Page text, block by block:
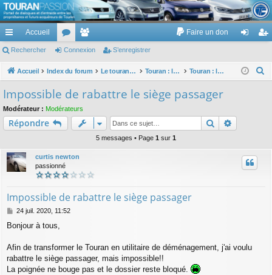
TouranPassion
Le forum des propriétaires ou futurs acquéreurs du Volkswagen Touran
cc
ès
pi
de
Accueil
or
u
e
m
Faire un don
ne nr
Rechercher Connexion S’enregistrer
Accueil Index du forum Le touran dans ses versions I (V1 V2 V3) et II ... Touran : les éléments et équipements extérieurs et intérieurs Touran : les sièges
c
Impossible de rabattre le siège passager
Modérateur : Modérateurs
Répondre Rechercher
5 messages • Page 1 sur 1
curtis newton
passionné
Impossible de rabattre le siège passager
M
s
a
g
24 juil. 2020, 11:52
Bonjour à tous,
Afin de transformer le Touran en utilitaire de déménagement, j'ai voulu
rabattre le siège passager, mais impossible!!
La poignée ne bouge pas et le dossier reste bloqué.